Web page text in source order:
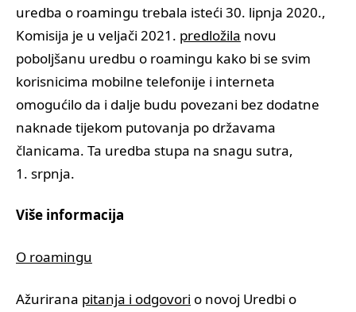
uredba o roamingu trebala isteći 30. lipnja 2020.,
Komisija je u veljači 2021. predložila novu
poboljšanu uredbu o roamingu kako bi se svim
korisnicima mobilne telefonije i interneta
omogućilo da i dalje budu povezani bez dodatne
naknade tijekom putovanja po državama
članicama. Ta uredba stupa na snagu sutra,
1. srpnja.
Više informacija
O roamingu
Ažurirana pitanja i odgovori o novoj Uredbi o